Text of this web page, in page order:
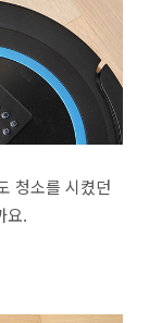
청소를 시켰던
요.